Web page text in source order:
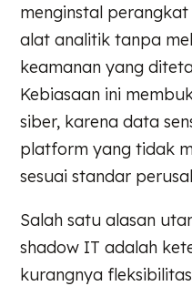
menginstal
alat analitik tanpa
keamanan yang
Kebiasaan ini
siber, karena data
platform yang tidak
sesuai standar
Salah satu alasan
shadow IT adalah
kurangnya